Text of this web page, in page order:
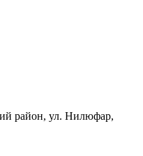
район, ул. Нилюфар,